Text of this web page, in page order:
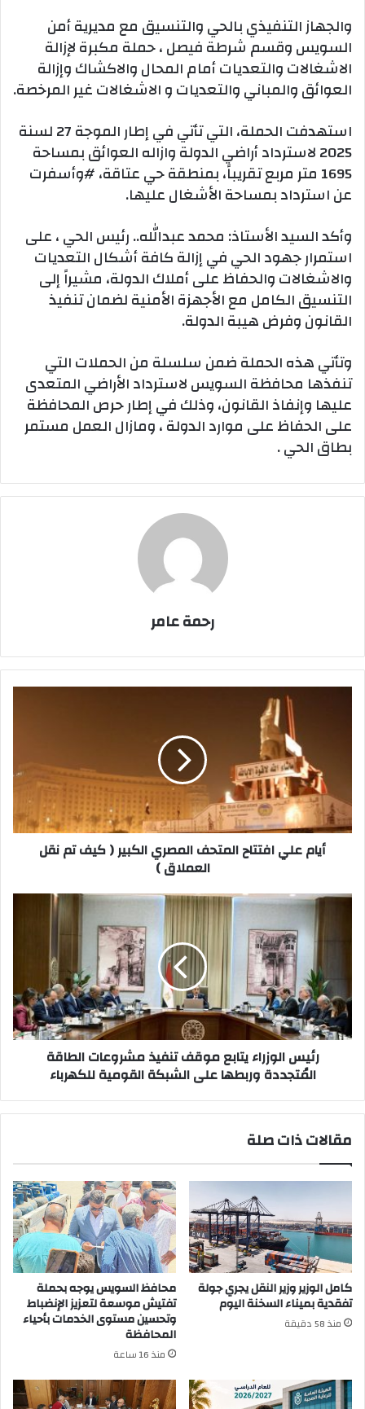
والجهاز التنفيذي بالحي والتنسيق مع مديرية أمن
السويس وقسم شرطة فيصل ، حملة مكبرة لإزالة
الاشغالات والتعديات أمام المحال والاكشاك وإزالة
العوائق والمباني والتعديات و الاشغالات غير المرخصة.
استهدفت الحملة، التي تأتي في إطار الموجة 27 لسنة
2025 لاسترداد أراضي الدولة وازاله العوائق بمساحة
1695 متر مربع تقريباً، بمنطقة حي عتاقة، #وأسفرت
عن استرداد بمساحة الأشغال عليها.
وأكد السيد الأستاذ: محمد عبدالله.. رئيس الحي ، على
استمرار جهود الحي في إزالة كافة أشكال التعديات
والاشغالات والحفاظ على أملاك الدولة، مشيراً إلى
التنسيق الكامل مع الأجهزة الأمنية لضمان تنفيذ
القانون وفرض هيبة الدولة.
وتأتي هذه الحملة ضمن سلسلة من الحملات التي
تنفذها محافظة السويس لاسترداد الأراضي المتعدى
عليها وإنفاذ القانون، وذلك في إطار حرص المحافظة
على الحفاظ على موارد الدولة ، ومازال العمل مستمر
بطاق الحي .
رحمة عامر
كيف
تم
أيام علي افتتاح المتحف المصري الكبير ( كيف تم نقل
العملاق )
رئيس
مشروعات
الطاقة
المُتجددة
وربطها
للكهرباء
رئيس الوزراء يتابع موقف تنفيذ مشروعات الطاقة
المُتجددة وربطها على الشبكة القومية للكهرباء
مقالات ذات صلة
كامل الوزير وزير النقل يجري جولة
تفقدية بميناء السخنة اليوم
منذ 58 دقيقة
محافظ السويس يوجه بحملة
تفتيش موسعة لتعزيز الإنضباط
وتحسين مستوى الخدمات بأحياء
المحافظة
منذ 16 ساعة